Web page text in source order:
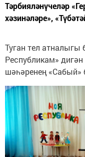
Тәрбияләнүчеләр
хәзинәләре»,
Туган тел
Республикам»
шәһәренең «Сабый»